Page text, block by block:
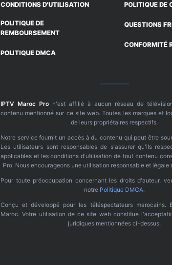
CONDITIONS D'UTILISATION
POLITIQUE DE
REMBOURSEMENT
POLITIQUE DMCA
POLITIQUE DE
QUESTIONS
CONFORMITÉ
IPTV Maroc Pro n'est affilié à aucun réseau de
contenu mentionné sur ce site web. Toutes les marques et
de leurs propriétaires respectifs.
Notre service fournit un accès à du contenu qui peut être
Les utilisateurs sont responsables de s'assurer qu'ils
applicables et les conditions d'utilisation de tout contenu
Pro. Nous encourageons une utilisation responsable et légale
Pour toute préoccupation concernant les droits d'auteur,
notre Politique DMCA.
Conçu et développé pour les téléspectateurs marocains.
Maroc. Votre utilisation de ce site web constitue
juridiques mentionnées ci-dessus.